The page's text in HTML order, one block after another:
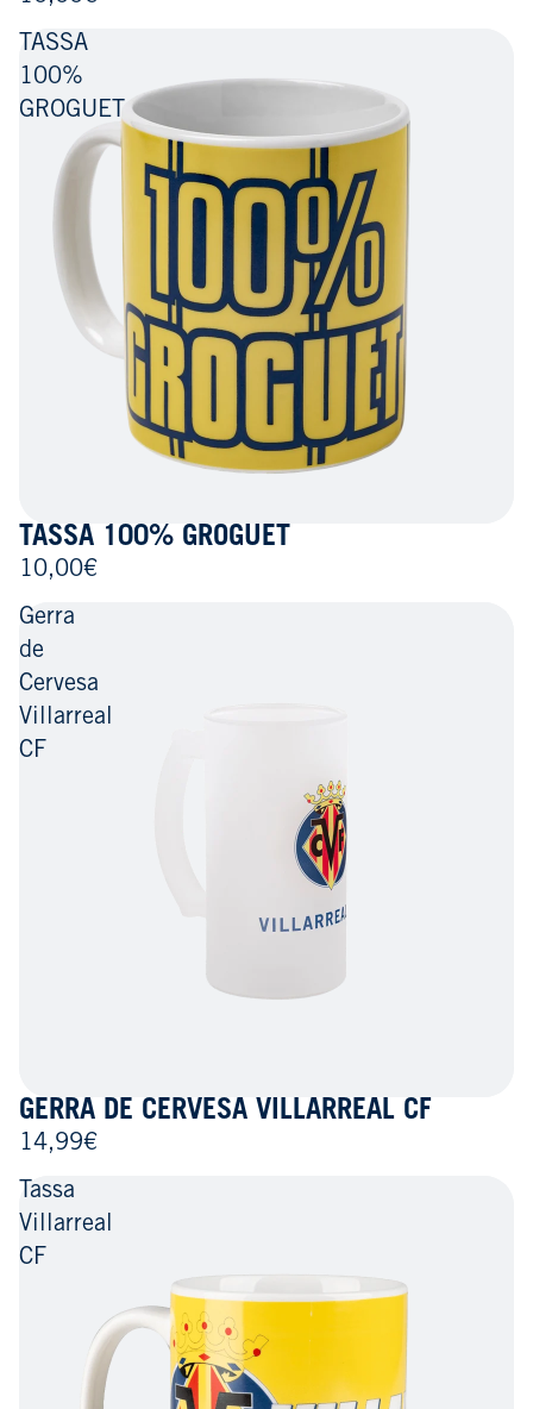
TASSA
100%
GROGUET
TASSA 100% GROGUET
10,00€
Gerra
de
Cervesa
Villarreal
CF
GERRA DE CERVESA VILLARREAL CF
14,99€
Tassa
Villarreal
CF